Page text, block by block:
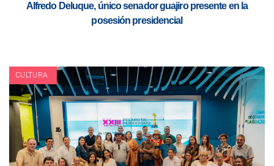
Alfredo Deluque, único senador guajiro presente en la
posesión presidencial
CULTURA